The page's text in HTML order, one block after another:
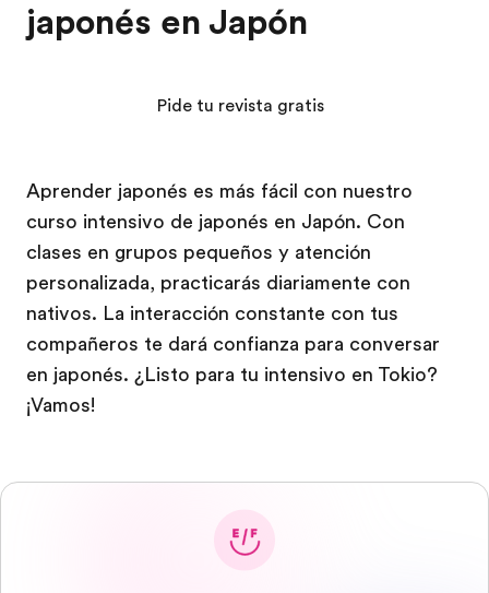
japonés en Japón
Aprender japonés es más fácil con nuestro
curso intensivo de japonés en Japón. Con
clases en grupos pequeños y atención
personalizada, practicarás diariamente con
nativos. La interacción constante con tus
compañeros te dará confianza para conversar
en japonés. ¿Listo para tu intensivo en Tokio?
¡Vamos!
Pide tu revista gratis